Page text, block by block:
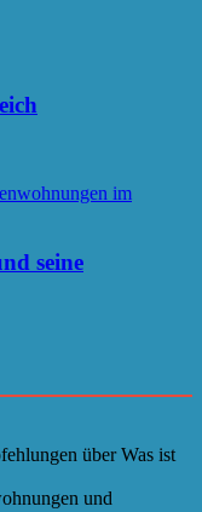
seine
über Was ist
und